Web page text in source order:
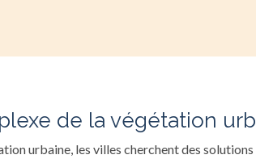
de la végétation
urbaine, les villes cherchent des